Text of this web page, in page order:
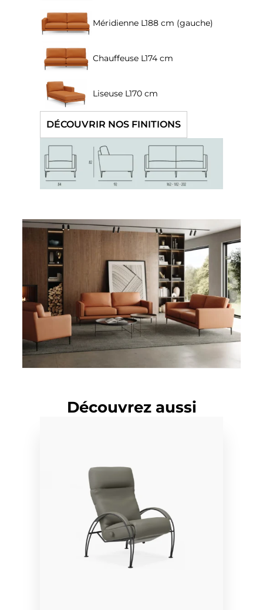
Méridienne L188 cm (gauche)
Chauffeuse L174 cm
Liseuse L170 cm
DÉCOUVRIR NOS FINITIONS
Découvrez aussi